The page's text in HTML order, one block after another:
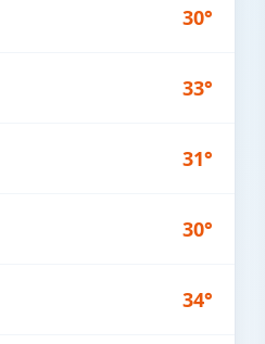
30°
33°
31°
30°
34°